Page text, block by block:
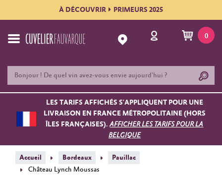
À DÉCOUVRIR PRIMEURS 2025
0
LES TARIFS AFFICHÉS S'APPLIQUENT POUR UNE
LIVRAISON EN FRANCE MÉTROPOLITAINE (HORS
ÎLES FRANÇAISES).AFFICHER LES TARIFS POUR LA
BELGIQUE
Accueil Bordeaux
Pauillac
Château Lynch Moussas